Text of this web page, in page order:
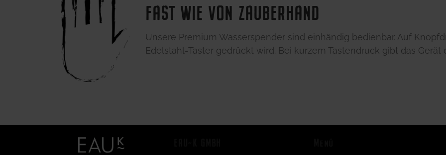
FAST WIE VON ZAUBERHAND
Unsere Premium Wasserspender sind einhändig bedienbar. Auf
Edelstahl-Taster gedrückt wird. Bei kurzem Tastendruck gibt das